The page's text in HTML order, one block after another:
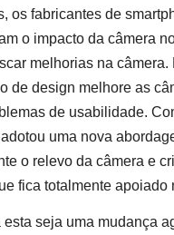
os fabricantes de
o impacto da câmera
melhorias na câmera.
de design melhore as
de usabilidade.
uma nova
o relevo da câmera e
fica totalmente apoiado
esta seja uma mudança